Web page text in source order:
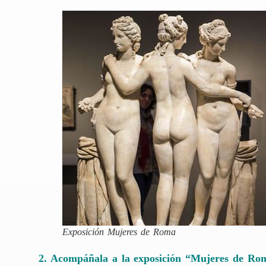
Exposición Mujeres de Roma
2. Acompáñala a la exposición “Mujeres de